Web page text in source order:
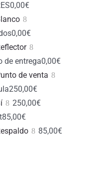
0,00€
0,00€
de entrega0,00€
de venta
250,00€
250,00€
85,00€
85,00€